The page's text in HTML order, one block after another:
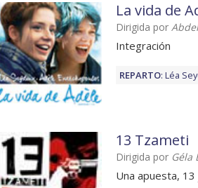
La vida de
Dirigida por
Integración
REPARTO: Léa
13 Tzameti
Dirigida por Géla
Una apuesta,